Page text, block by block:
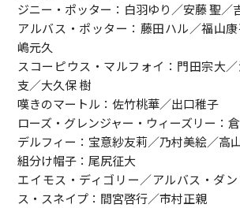
ジニー・ポッター：白羽ゆり／安藤 聖／
アルバス・ポッター：藤田ハル／福山
嶋元久
スコーピウス・マルフォイ：門田宗大
支／大久保 樹
嘆きのマートル：佐竹桃華／出口稚子
ローズ・グレンジャー・ウィーズリー：
デルフィー：宝意紗友莉／乃村美絵／高
組分け帽子：尾尻征大
エイモス・ディゴリー／アルバス・ダ
ス・スネイプ：間宮啓行／市村正親